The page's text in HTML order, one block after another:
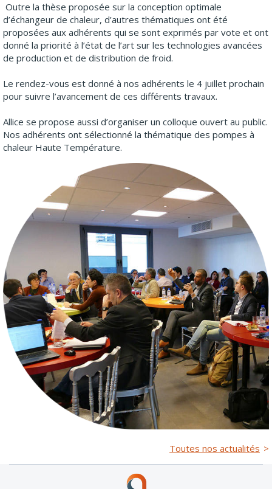
Outre la thèse proposée sur la conception optimale
d’échangeur de chaleur, d’autres thématiques ont été
proposées aux adhérents qui se sont exprimés par vote et ont
donné la priorité à l’état de l’art sur les technologies avancées
de production et de distribution de froid.
Le rendez-vous est donné à nos adhérents le 4 juillet prochain
pour suivre l’avancement de ces différents travaux.
Allice se propose aussi d’organiser un colloque ouvert au public.
Nos adhérents ont sélectionné la thématique des pompes à
chaleur Haute Température.
Toutes nos actualités